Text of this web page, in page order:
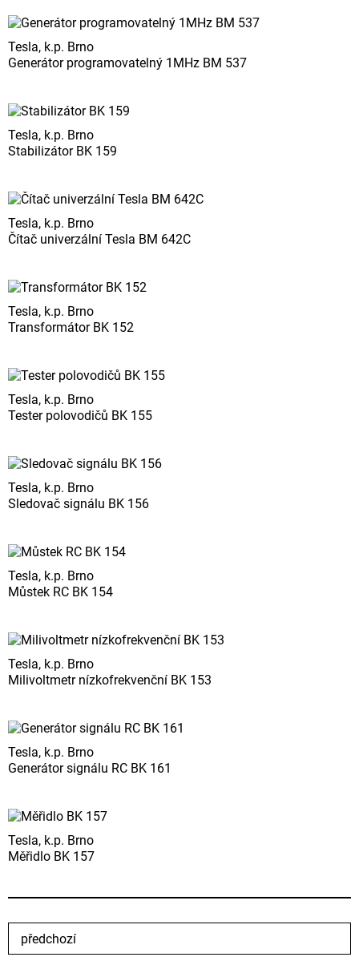
Tesla, k.p. Brno
Generátor programovatelný 1MHz BM 537
Tesla, k.p. Brno
Stabilizátor BK 159
Tesla, k.p. Brno
Čítač univerzální Tesla BM 642C
Tesla, k.p. Brno
Transformátor BK 152
Tesla, k.p. Brno
Tester polovodičů BK 155
Tesla, k.p. Brno
Sledovač signálu BK 156
Tesla, k.p. Brno
Můstek RC BK 154
Tesla, k.p. Brno
Milivoltmetr nízkofrekvenční BK 153
Tesla, k.p. Brno
Generátor signálu RC BK 161
Tesla, k.p. Brno
Měřidlo BK 157
předchozí